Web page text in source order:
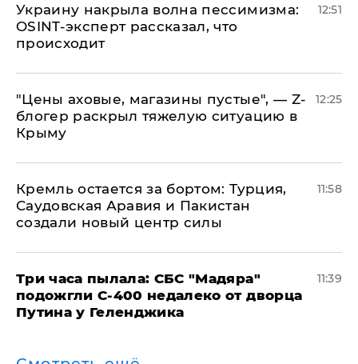
​Украину накрыла волна пессимизма:
OSINT-эксперт рассказал, что
происходит
12:51
​"Цены аховые, магазины пустые", — Z-
блогер раскрыл тяжелую ситуацию в
Крыму
12:25
​Кремль остается за бортом: Турция,
Саудовская Аравия и Пакистан
создали новый центр силы
11:58
Три часа пылала: СБС "Мадяра"
подожгли С-400 недалеко от дворца
Путина у Геленджика
11:39